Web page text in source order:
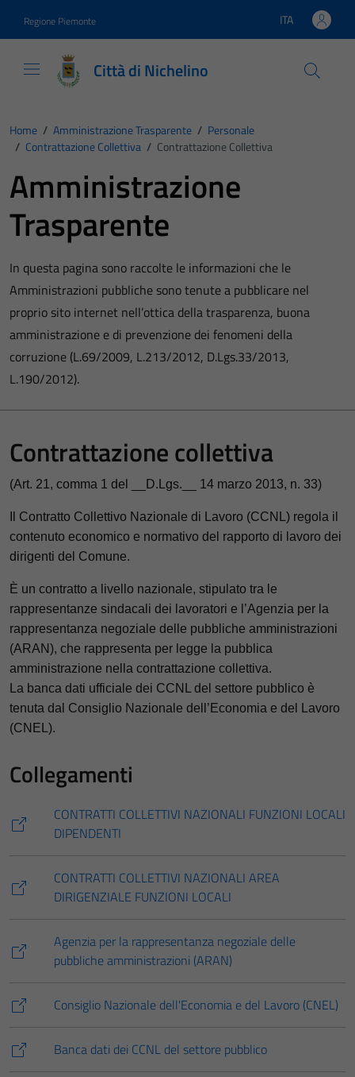
Regione Piemonte Lingua attiva:
ITA
Città di Nichelino
Home / Amministrazione Trasparente / Personale
/ Contrattazione Collettiva / Contrattazione Collettiva
Amministrazione
Trasparente
In questa pagina sono raccolte le informazioni che le
Amministrazioni pubbliche sono tenute a pubblicare nel
proprio sito internet nell’ottica della trasparenza, buona
amministrazione e di prevenzione dei fenomeni della
corruzione (L.69/2009, L.213/2012, D.Lgs.33/2013,
L.190/2012).
Contrattazione collettiva
(Art. 21, comma 1 del __D.Lgs.__ 14 marzo 2013, n. 33)
Il Contratto Collettivo Nazionale di Lavoro (CCNL) regola il
contenuto economico e normativo del rapporto di lavoro dei
dirigenti del Comune.
È un contratto a livello nazionale, stipulato tra le
rappresentanze sindacali dei lavoratori e l’Agenzia per la
rappresentanza negoziale delle pubbliche amministrazioni
(ARAN), che rappresenta per legge la pubblica
amministrazione nella contrattazione collettiva.
La banca dati ufficiale dei CCNL del settore pubblico è
tenuta dal Consiglio Nazionale dell’Economia e del Lavoro
(CNEL).
Collegamenti
CONTRATTI COLLETTIVI NAZIONALI FUNZIONI LOCALI
DIPENDENTI
CONTRATTI COLLETTIVI NAZIONALI AREA
DIRIGENZIALE FUNZIONI LOCALI
Agenzia per la rappresentanza negoziale delle
pubbliche amministrazioni (ARAN)
Consiglio Nazionale dell'Economia e del Lavoro (CNEL)
Banca dati dei CCNL del settore pubblico